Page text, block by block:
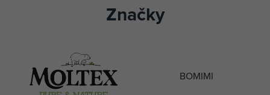
Značky
BOMIMI